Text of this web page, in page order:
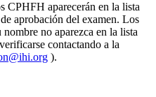
CPHFH aparecerán en la lista
aprobación del examen. Los
no aparezca en la lista
contactando a la
).